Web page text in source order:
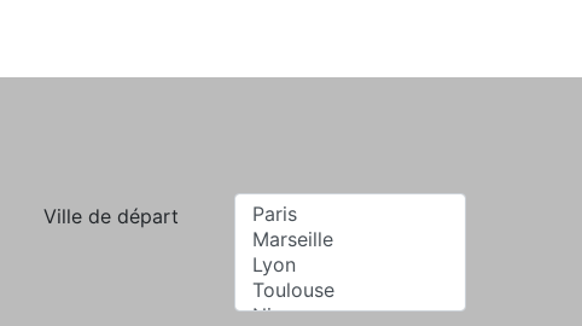
Ville de départ